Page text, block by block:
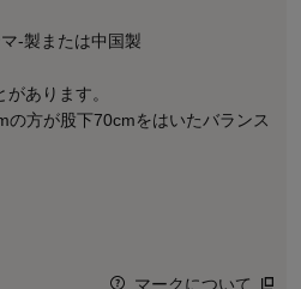
-製または中国製
あります。
方が股下70cmをはいたバランス
マークについて